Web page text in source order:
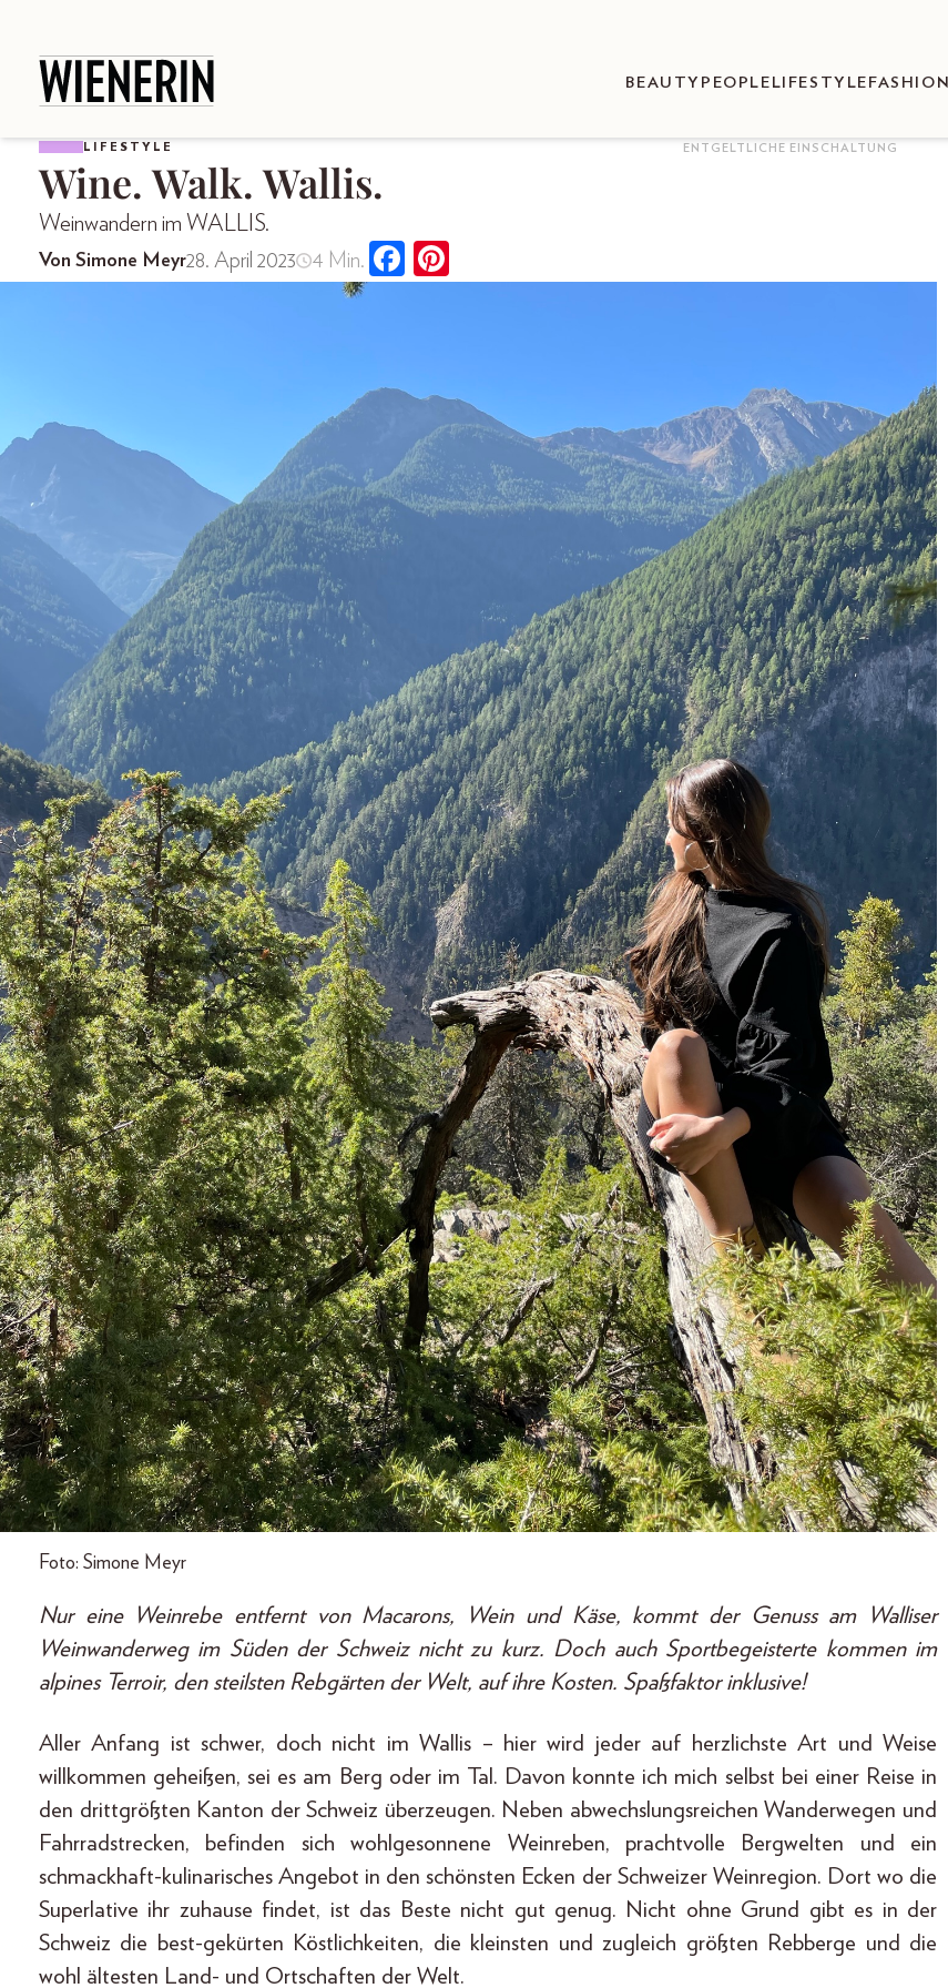
BEAUTY PEOPLE LIFESTYLE FASHION
LIFESTYLE ENTGELTLICHE EINSCHALTUNG
Wine. Walk. Wallis.
Weinwandern im WALLIS.
Von Simone Meyr28. April 2023 4 Min.
Foto: Simone Meyr
Nur eine Weinrebe entfernt von Macarons, Wein und Käse, kommt der Genuss am Walliser
Weinwanderweg im Süden der Schweiz nicht zu kurz. Doch auch Sportbegeisterte kommen im
alpines Terroir, den steilsten Rebgärten der Welt, auf ihre Kosten. Spaßfaktor inklusive!
Aller Anfang ist schwer, doch nicht im Wallis – hier wird jeder auf herzlichste Art und Weise
willkommen geheißen, sei es am Berg oder im Tal. Davon konnte ich mich selbst bei einer Reise in
den drittgrößten Kanton der Schweiz überzeugen. Neben abwechslungsreichen Wanderwegen und
Fahrradstrecken, befinden sich wohlgesonnene Weinreben, prachtvolle Bergwelten und ein
schmackhaft-kulinarisches Angebot in den schönsten Ecken der Schweizer Weinregion. Dort wo die
Superlative ihr zuhause findet, ist das Beste nicht gut genug. Nicht ohne Grund gibt es in der
Schweiz die best-gekürten Köstlichkeiten, die kleinsten und zugleich größten Rebberge und die
wohl ältesten Land- und Ortschaften der Welt.